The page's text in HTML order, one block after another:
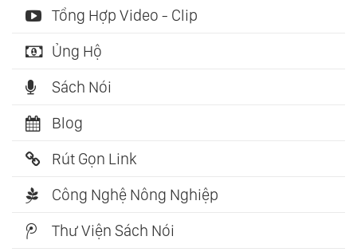
Tổng Hợp Video - Clip
Ủng Hộ
Sách Nói
Blog
Rút Gọn Link
Công Nghệ Nông Nghiệp
Thư Viện Sách Nói